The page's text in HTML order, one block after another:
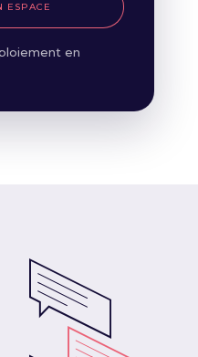
ESPACE
en